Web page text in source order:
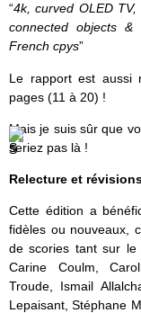
“4k, curved OLED
connected objects
French cpys”
Le rapport est aussi
pages (11 à 20) !
Mais je suis sûr que
seriez pas là !
Relecture et
Cette édition a
fidèles ou nouveaux,
de scories tant sur le
Carine Coulm,
Troude, Ismail
Lepaisant, Stéphane